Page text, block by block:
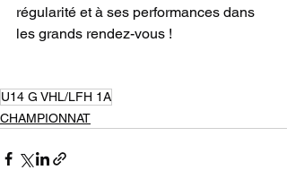
régularité et à ses performances dans
les grands rendez-vous !
U14 G VHL/LFH 1A
CHAMPIONNAT